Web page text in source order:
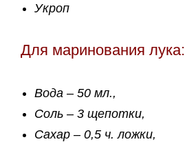
Укроп
Для маринования лука:
Вода – 50 мл.,
Соль – 3 щепотки,
Сахар – 0,5 ч. ложки,